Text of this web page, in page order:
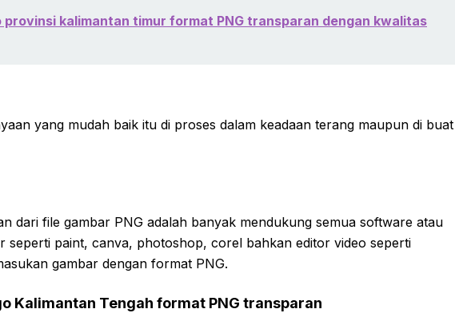
provinsi kalimantan timur format PNG transparan dengan kwalitas
yang mudah baik itu di proses dalam keadaan terang maupun di buat
dari file gambar PNG adalah banyak mendukung semua software atau
seperti paint, canva, photoshop, corel bahkan editor video seperti
gambar dengan format PNG.
Kalimantan Tengah format PNG transparan